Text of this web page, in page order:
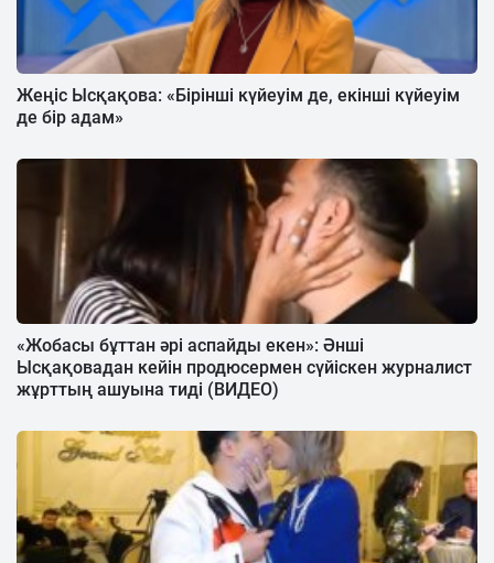
Жеңіс Ысқақова: «Бірінші күйеуім де, екінші күйеуім
де бір адам»
«Жобасы бұттан әрі аспайды екен»: Әнші
Ысқақовадан кейін продюсермен сүйіскен журналист
жұрттың ашуына тиді (ВИДЕО)